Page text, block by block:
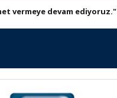
vermeye devam ediyoruz."